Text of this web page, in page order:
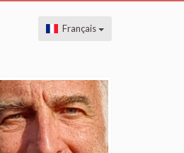
Français